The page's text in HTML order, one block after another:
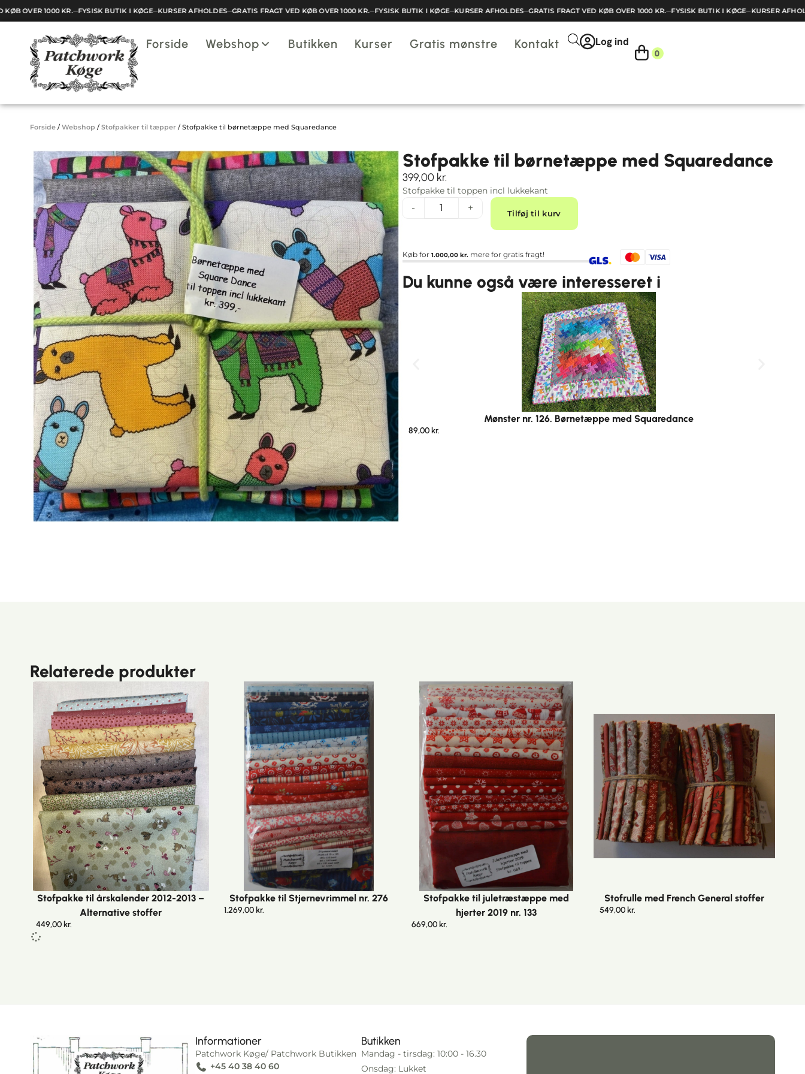
OVER 1000 KR.─FYSISK BUTIK I KØGE─KURSER AFHOLDES─GRATIS FRAGT VED KØB OVER 1000 KR.─FYSISK BUTIK I KØGE─KURSER AFHOLDES─GRATIS FRAGT VED KØB OVER 1000 KR.─FYSISK BUTIK I KØGE─KURSER
Forside Webshop Butikken Kurser Gratis mønstre Kontakt Log ind
0
Indkøbskurv
Din kurv er tom.
Forside / Webshop / Stofpakker til tæpper / Stofpakke til børnetæppe med Squaredance
Stofpakke til børnetæppe med Squaredance
399,00 kr.
Stofpakke til toppen incl lukkekant
- + Tilføj til kurv
Alternative:
Køb for 1.000,00 kr. mere for gratis fragt!
Du kunne også være interesseret i
Mønster nr. 126. Børnetæppe med Squaredance
89,00 kr.
Relaterede produkter
Stofpakke til årskalender 2012-2013 –
Alternative stoffer
449,00 kr.
Stofpakke til Stjernevrimmel nr. 276
1.269,00 kr.
Stofpakke til juletræstæppe med
hjerter 2019 nr. 133
669,00 kr.
Stofrulle med French General stoffer
549,00 kr.
Informationer
Patchwork Køge/ Patchwork Butikken
+45 40 38 40 60
Butikken
Mandag - tirsdag: 10:00 - 16.30
Onsdag: Lukket